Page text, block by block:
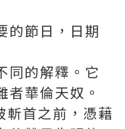
的節日，日期
同的解釋。它
者華倫天奴。
斬首之前，憑藉